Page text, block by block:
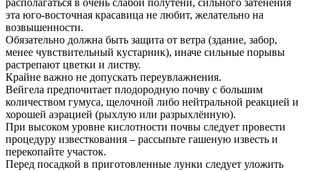
эта юго-восточная красавица не любит, желательно на
возвышенности.
Обязательно должна быть защита от ветра (здание, забор,
менее чувствительный кустарник), иначе сильные порывы
растрепают цветки и листву.
Крайне важно не допускать переувлажнения.
Вейгела предпочитает плодородную почву с большим
количеством гумуса, щелочной либо нейтральной реакцией и
хорошей аэрацией (рыхлую или разрыхлённую).
При высоком уровне кислотности почвы следует провести
процедуру известкования – рассыпьте гашеную известь и
перекопайте участок.
Перед посадкой в приготовленные лунки следует уложить